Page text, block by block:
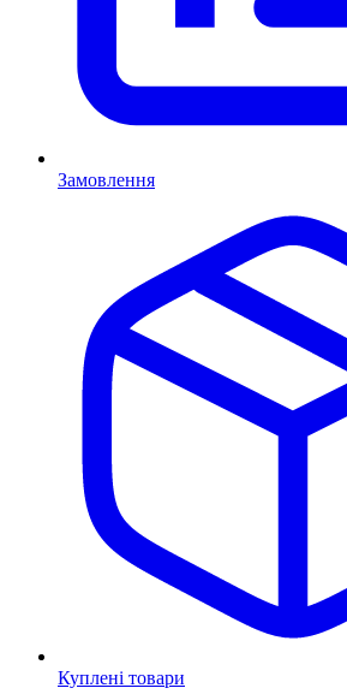
Замовлення
Куплені товари